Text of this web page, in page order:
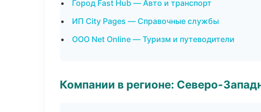
Город Fast Hub — Авто и транспорт
ИП City Pages — Справочные службы
ООО Net Online — Туризм и путеводители
Компании в регионе: Северо-